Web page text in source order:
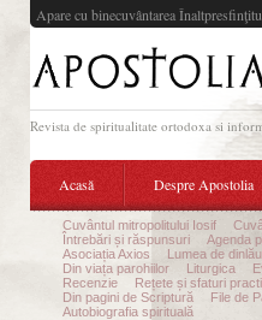
Apare cu binecuvântarea
Revista de spiritualitate ortodoxa si
Acasă Despre Apostolia
Cuvântul mitropolitului Iosif
Întrebări și răspunsuri
Agenda
Asociația Axios
Lumea de
Din viața parohiilor
Liturgica
Recenzie
Rețete și sfaturi
Din pagini de Scriptură
File de
Autobiografia spirituală